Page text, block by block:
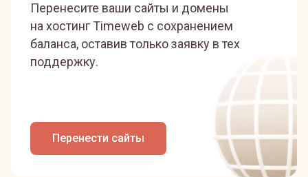
Перенесите ваши сайты и домены
на хостинг Timeweb с сохранением
баланса, оставив только заявку в тех
поддержку.
Перенести сайты